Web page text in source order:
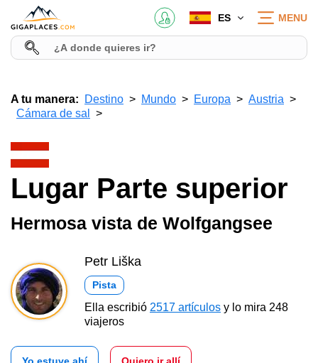
ES MENU
A tu manera: Destino Mundo Europa
Austria
Cámara de sal
Lugar Parte superior
Hermosa vista de Wolfgangsee
Petr Liška
Pista
Ella escribió 2517 artículos y lo mira 248
viajeros